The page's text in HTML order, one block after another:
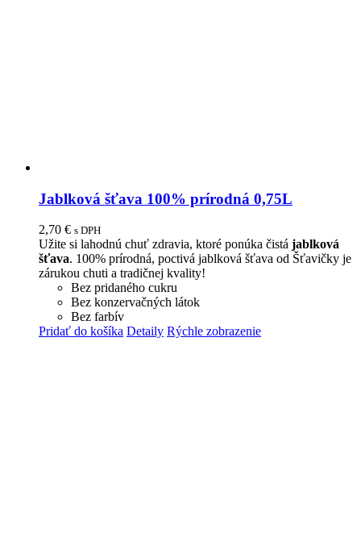
Jablková šťava 100% prírodná 0,75L
2,70 € s DPH
Užite si lahodnú chuť zdravia, ktoré ponúka čistá jablková
šťava. 100% prírodná, poctivá jablková šťava od Šťavičky je
zárukou chuti a tradičnej kvality!
Bez pridaného cukru
Bez konzervačných látok
Bez farbív
Pridať do košíka Detaily Rýchle zobrazenie